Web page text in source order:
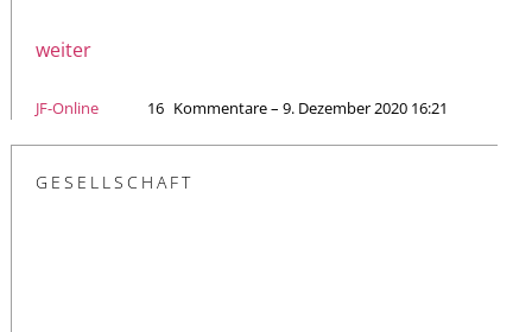
weiter
JF-Online 16 Kommentare – 9. Dezember 2020 16:21
GESELLSCHAFT